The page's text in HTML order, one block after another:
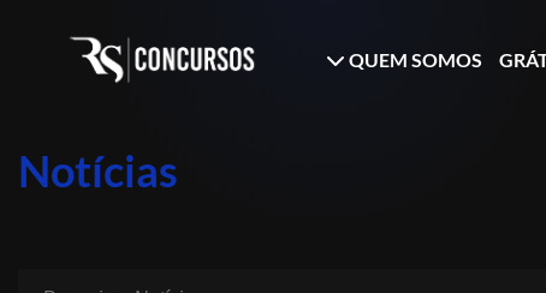
QUEM SOMOS
Notícias